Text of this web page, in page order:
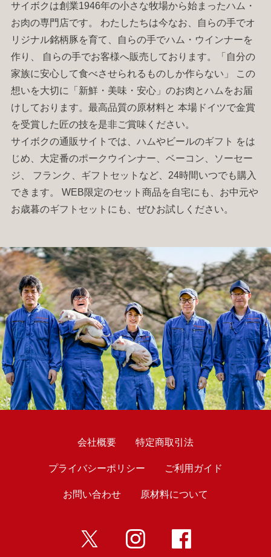
サイボクは創業1946年の小さな牧場から始まったハム ・
お肉の専門店です。 わたしたちは今なお、自らの手でオ
リジナル銘柄豚を育て、自らの手でハム ・ ウインナーを
作り、 自らの手でお客様へ販売しております。「自分の
家族に安心して食べさせられるものしか作らない」 この
想いを大切に「新鮮・美味・安心」のお肉とハム をお届
けしております。最高品質の原材料と 本場ドイツで金賞
を受賞した匠の技を是非ご賞味ください。
サイボクの通販サイトでは、 ハムやビールのギフト をは
じめ、大定番のポークウインナー ベーコン
ソーセー
ジ
フランク ギフトセット など、24時間いつでも購入
できます。 WEB限定のセット商品を自宅にも、お中元や
お歳暮のギフトセット にも、ぜひお試しください。
会社概要 特定商取引法
プライバシーポリシー ご利用ガイド
お問い合わせ 原材料について
twitter インスタ